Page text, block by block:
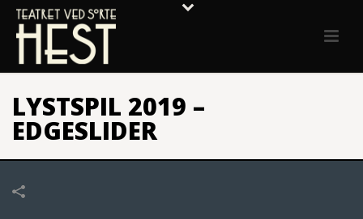
LYSTSPIL 2019 –
EDGESLIDER